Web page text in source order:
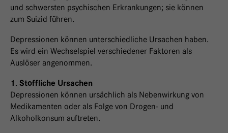
und schwersten psychischen Erkrankungen; sie können
zum Suizid führen.
Depressionen können unterschiedliche Ursachen haben.
Es wird ein Wechselspiel verschiedener Faktoren als
Auslöser angenommen.
1. Stoffliche Ursachen
Depressionen können ursächlich als Nebenwirkung von
Medikamenten oder als Folge von Drogen- und
Alkoholkonsum auftreten.